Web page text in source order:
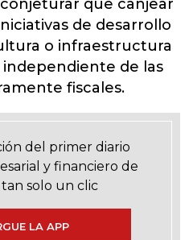
que canjear
de desarrollo
o infraestructura
de las
fiscales.
del primer diario
y financiero de
solo un clic
LA APP